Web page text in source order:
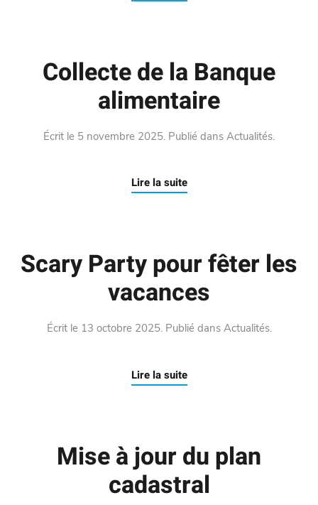
Collecte de la Banque
alimentaire
Écrit le 5 novembre 2025. Publié dans Actualités.
Lire la suite
Scary Party pour fêter les
vacances
Écrit le 13 octobre 2025. Publié dans Actualités.
Lire la suite
Mise à jour du plan
cadastral